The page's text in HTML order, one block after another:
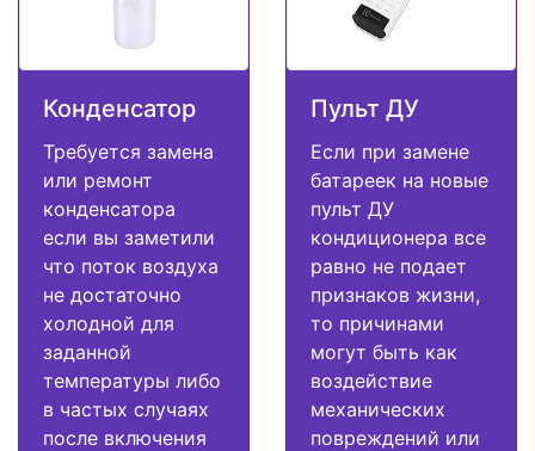
Конденсатор
Требуется замена
или ремонт
конденсатора
если вы заметили
что поток воздуха
не достаточно
холодной для
заданной
температуры либо
в частых случаях
после включения
Пульт ДУ
Если при замене
батареек на новые
пульт ДУ
кондиционера все
равно не подает
признаков жизни,
то причинами
могут быть как
воздействие
механических
повреждений или